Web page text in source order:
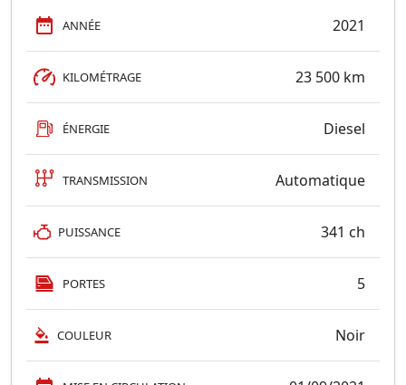
ANNÉE 2021
KILOMÉTRAGE 23 500 km
ÉNERGIE Diesel
TRANSMISSION Automatique
PUISSANCE 341 ch
PORTES 5
COULEUR Noir